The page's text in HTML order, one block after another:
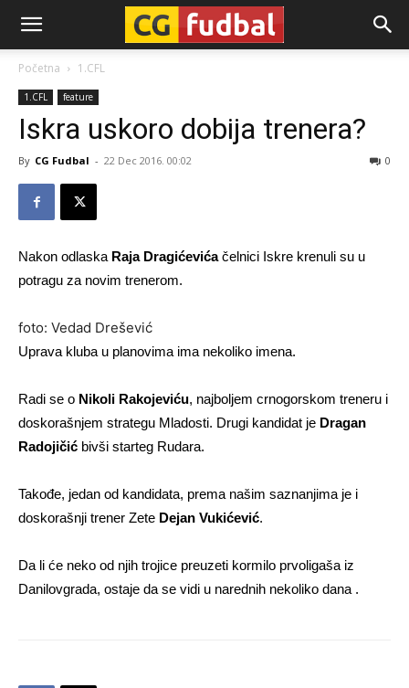
CG-
Fudbal
Početna 1.CFL
1.CFL feature
Iskra uskoro dobija trenera?
By CG Fudbal - 22 Dec 2016. 00:02 0
Nakon odlaska Raja Dragićevićačelnici Iskre krenuli su u
potragu za novim trenerom.
foto: Vedad Drešević
Uprava kluba u planovima ima nekoliko imena.
Radi se o Nikoli Rakojeviću, najboljem crnogorskom treneru i
doskorašnjem strategu Mladosti. Drugi kandidat je Dragan
Radojičić bivši starteg Rudara.
Takođe, jedan od kandidata, prema našim saznanjima je i
doskorašnji trener Zete Dejan Vukićević.
Da li će neko od njih trojice preuzeti kormilo prvoligaša iz
Danilovgrada, ostaje da se vidi u narednih nekoliko dana .